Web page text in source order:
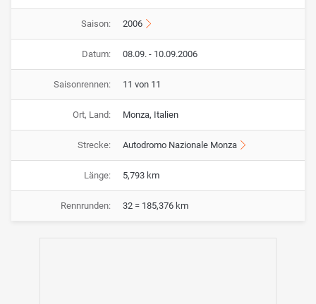
Saison: 2006
Datum: 08.09. - 10.09.2006
Saisonrennen: 11 von 11
Ort, Land: Monza, Italien
Strecke: Autodromo Nazionale Monza
Länge: 5,793 km
Rennrunden: 32 = 185,376 km